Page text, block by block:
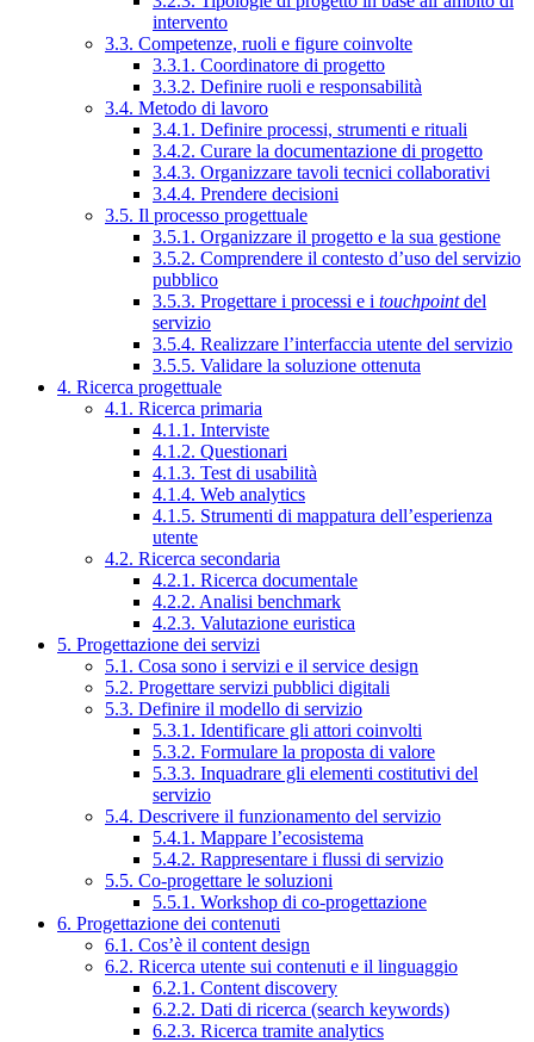
intervento
3.3. Competenze, ruoli e figure coinvolte
3.3.1. Coordinatore di progetto
3.3.2. Definire ruoli e responsabilità
3.4. Metodo di lavoro
3.4.1. Definire processi, strumenti e rituali
3.4.2. Curare la documentazione di progetto
3.4.3. Organizzare tavoli tecnici collaborativi
3.4.4. Prendere decisioni
3.5. Il processo progettuale
3.5.1. Organizzare il progetto e la sua gestione
3.5.2. Comprendere il contesto d’uso del servizio
pubblico
3.5.3. Progettare i processi e i touchpointdel
servizio
3.5.4. Realizzare l’interfaccia utente del servizio
3.5.5. Validare la soluzione ottenuta
4. Ricerca progettuale
4.1. Ricerca primaria
4.1.1. Interviste
4.1.2. Questionari
4.1.3. Test di usabilità
4.1.4. Web analytics
4.1.5. Strumenti di mappatura dell’esperienza
utente
4.2. Ricerca secondaria
4.2.1. Ricerca documentale
4.2.2. Analisi benchmark
4.2.3. Valutazione euristica
5. Progettazione dei servizi
5.1. Cosa sono i servizi e il service design
5.2. Progettare servizi pubblici digitali
5.3. Definire il modello di servizio
5.3.1. Identificare gli attori coinvolti
5.3.2. Formulare la proposta di valore
5.3.3. Inquadrare gli elementi costitutivi del
servizio
5.4. Descrivere il funzionamento del servizio
5.4.1. Mappare l’ecosistema
5.4.2. Rappresentare i flussi di servizio
5.5. Co-progettare le soluzioni
5.5.1. Workshop di co-progettazione
6. Progettazione dei contenuti
6.1. Cos’è il content design
6.2. Ricerca utente sui contenuti e il linguaggio
6.2.1. Content discovery
6.2.2. Dati di ricerca (search keywords)
6.2.3. Ricerca tramite analytics